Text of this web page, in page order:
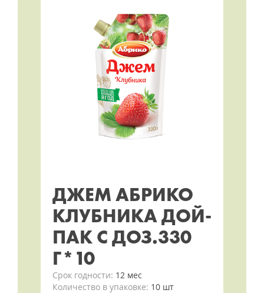
ДЖЕМ АБРИКО
КЛУБНИКА ДОЙ-
ПАК С ДОЗ.330
Г*10
Срок годности: 12 мес
Количество в упаковке: 10 шт